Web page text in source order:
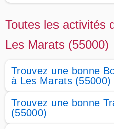
Toutes les activités
Les Marats (55000)
Trouvez une bonne
à Les Marats (55000)
Trouvez une bonne
(55000)